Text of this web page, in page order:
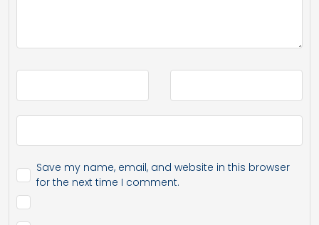
Save my name, email, and website in this browser
for the next time I comment.